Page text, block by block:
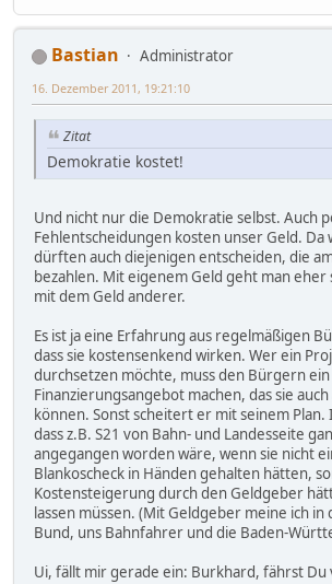
Bastian
Administrator
16. Dezember 2011, 19:21:10
Zitat
Demokratie kostet!
Und nicht nur die Demokratie selbst. Auch
Fehlentscheidungen kosten unser Geld. Da
dürften auch diejenigen entscheiden, die
bezahlen. Mit eigenem Geld geht man eher
mit dem Geld anderer.
Es ist ja eine Erfahrung aus regelmäßigen
dass sie kostensenkend wirken. Wer ein
durchsetzen möchte, muss den Bürgern ein
Finanzierungsangebot machen, das sie
können. Sonst scheitert er mit seinem Plan.
dass z.B. S21 von Bahn- und Landesseite
angegangen worden wäre, wenn sie nicht
Blankoscheck in Händen gehalten hätten,
Kostensteigerung durch den Geldgeber
lassen müssen. (Mit Geldgeber meine ich in
Bund, uns Bahnfahrer und die Baden-
Ui, fällt mir gerade ein: Burkhard, fährst Du